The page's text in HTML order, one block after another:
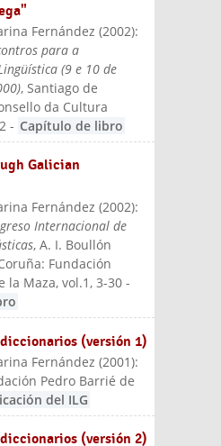
Fernández (2002):
para a
(9 e 10 de
, Santiago de
da Cultura
- Capítulo de libro
Galician
Fernández (2002):
Internacional de
, A. I. Boullón
Fundación
la Maza, vol.1, 3-30 -
(versión 1)
Fernández (2001):
Pedro Barrié de
del ILG
(versión 2)